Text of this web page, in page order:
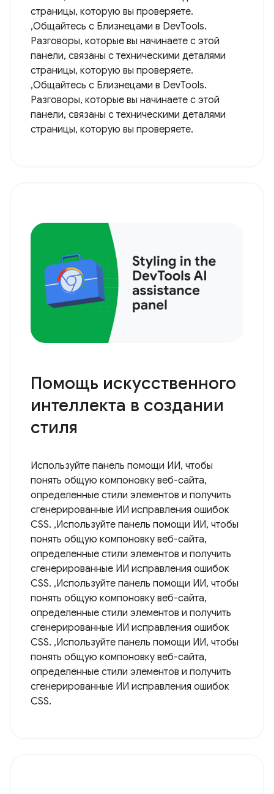
страницы, которую вы проверяете.
,Общайтесь с Близнецами в DevTools.
Разговоры, которые вы начинаете с этой
панели, связаны с техническими деталями
страницы, которую вы проверяете.
,Общайтесь с Близнецами в DevTools.
Разговоры, которые вы начинаете с этой
панели, связаны с техническими деталями
страницы, которую вы проверяете.
Помощь искусственного
интеллекта в создании
стиля
Используйте панель помощи ИИ, чтобы
понять общую компоновку веб-сайта,
определенные стили элементов и получить
сгенерированные ИИ исправления ошибок
CSS. ,Используйте панель помощи ИИ, чтобы
понять общую компоновку веб-сайта,
определенные стили элементов и получить
сгенерированные ИИ исправления ошибок
CSS. ,Используйте панель помощи ИИ, чтобы
понять общую компоновку веб-сайта,
определенные стили элементов и получить
сгенерированные ИИ исправления ошибок
CSS. ,Используйте панель помощи ИИ, чтобы
понять общую компоновку веб-сайта,
определенные стили элементов и получить
сгенерированные ИИ исправления ошибок
CSS.